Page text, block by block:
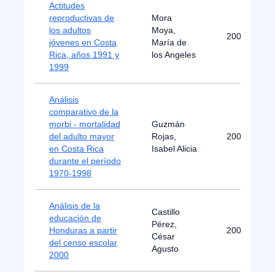
Actitudes
reproductivas de
los adultos
jóvenes en Costa
Rica, años 1991 y
1999
Mora
Moya,
María de
los Angeles
2000
Análisis
comparativo de la
morbi - mortalidad
del adulto mayor
en Costa Rica
durante el período
1970-1998
Guzmán
Rojas,
Isabel Alicia
2000
Análisis de la
educación de
Honduras a partir
del censo escolar
2000
Castillo
Pérez,
César
Agusto
2002